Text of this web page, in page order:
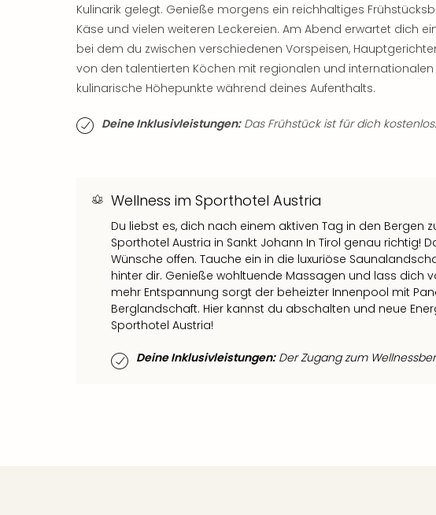
Kulinarik gelegt. Genieße morgens ein reichhaltiges
Käse und vielen weiteren Leckereien. Am Abend erwartet dich
bei dem du zwischen verschiedenen Vorspeisen,
von den talentierten Köchen mit regionalen und
kulinarische Höhepunkte während deines Aufenthalts.
Deine Inklusivleistungen:Das Frühstück ist für dich kostenlos.
Wellness im Sporthotel Austria
Du liebst es, dich nach einem aktiven Tag in den Bergen
Sporthotel Austria in Sankt Johann In Tirol genau richtig!
Wünsche offen. Tauche ein in die luxuriöse
hinter dir. Genieße wohltuende Massagen und lass dich
mehr Entspannung sorgt der beheizter Innenpool mit
Berglandschaft. Hier kannst du abschalten und neue
Sporthotel Austria!
Deine Inklusivleistungen:Der Zugang zum